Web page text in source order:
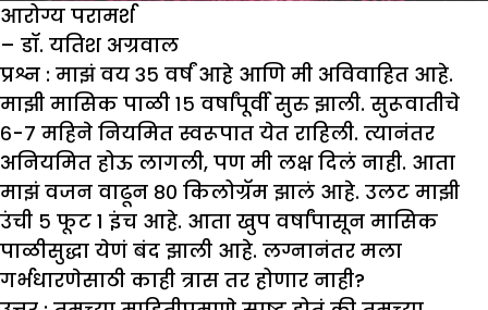
आरोग्य परामर्श
– डॉ. यतिश अग्रवाल
प्रश्न : माझंवय ३५ वर्षं आहे आणि मी अविवाहित आहे.
माझी मासिक पाळी १५ वर्षांपूर्वी सुरुझाली. सुरूवातीचे
६-७ महिने नियमित स्वरूपात येत राहिली. त्यानंतर
अनियमित होऊ लागली, पण मी लक्ष दिलं नाही. आता
माझंवजन वाढून ८० किलोग्रॅम झालं आहे. उलट माझी
उंची ५ फूट १ इंच आहे. आता खुप वर्षांपासून मासिक
पाळीसुद्धा येणं बंद झाली आहे. लग्नानंतर मला
गर्भधारणेसाठी काही त्रास तर होणार नाही?